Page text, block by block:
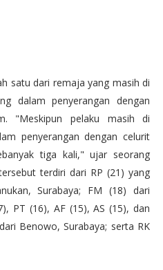
satu dari remaja yang masih di
dalam penyerangan dengan
"Meskipun pelaku masih di
penyerangan dengan celurit
tiga kali," ujar seorang
terdiri dari RP (21) yang
Surabaya; FM (18) dari
PT (16), AF (15), AS (15), dan
Benowo, Surabaya; serta RK